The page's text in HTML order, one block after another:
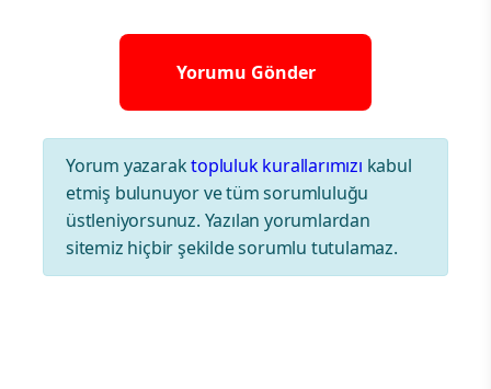
Yorum yazaraktopluluk kurallarımızı kabul
etmiş bulunuyor ve tüm sorumluluğu
üstleniyorsunuz. Yazılan yorumlardan
sitemiz hiçbir şekilde sorumlu tutulamaz.